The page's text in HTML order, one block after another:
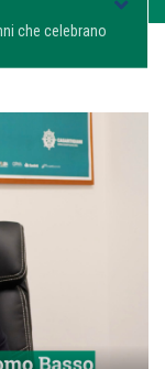
che celebrano